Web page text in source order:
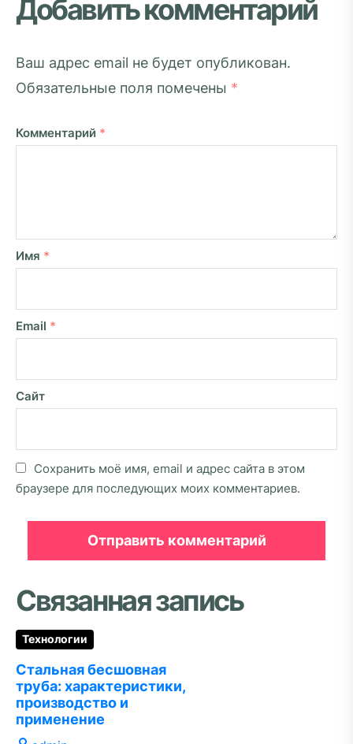
Добавить комментарий
Ваш адрес email не будет опубликован.
Обязательные поля помечены *
Комментарий *
Имя *
Email *
Сайт
Сохранить моё имя, email и адрес сайта в этом
браузере для последующих моих комментариев.
Связанная запись
Технологии
Стальная бесшовная
труба: характеристики,
производство и
применение